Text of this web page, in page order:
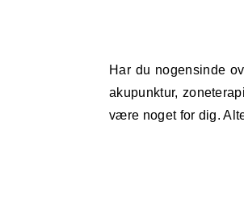
Har du nogensinde overvejet alternativ behandling som en vej til bedre trivsel? Måske har du hørt om
akupunktur,
være noget for dig.